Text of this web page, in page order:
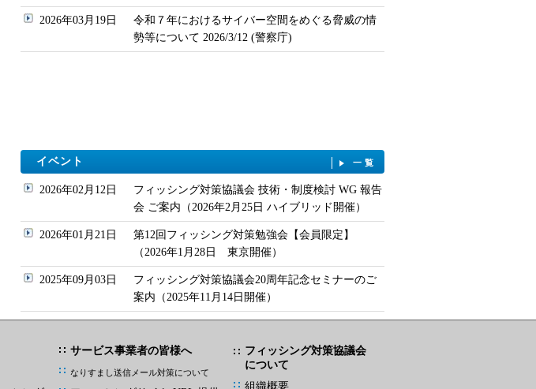
2026年03月19日
令和７年におけるサイバー空間をめぐる脅威の情
勢等について 2026/3/12 (警察庁)
イベント 一覧
2026年02月12日
フィッシング対策協議会 技術・制度検討 WG 報告
会 ご案内（2026年2月25日 ハイブリッド開催）
2026年01月21日
第12回フィッシング対策勉強会【会員限定】
（2026年1月28日 東京開催）
2025年09月03日
フィッシング対策協議会20周年記念セミナーのご
案内（2025年11月14日開催）
サービス事業者の皆様へ
なりすまし送信メール対策について
フィッシング対策協議会
について
組織概要